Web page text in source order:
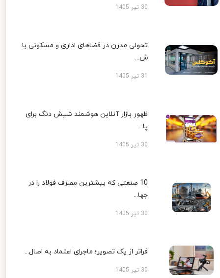
30 تیر 1405
تحولی مدرن در فضاهای اداری و مسکونی با
ش...
ظهور بازار آنلاین هوشمند شیش دنگ برای
پا...
30 تیر 1405
10 صنعتی که بیشترین مصرف فولاد را در
جها...
30 تیر 1405
فراتر از یک تصویر؛ ماجرای اعتماد به اصال...
30 تیر 1405